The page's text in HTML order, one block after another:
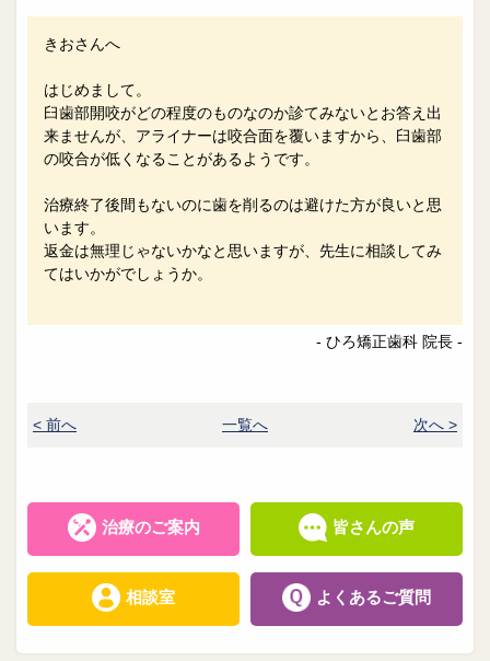
きおさんへ
はじめまして。
臼歯部開咬がどの程度のものなのか診てみないとお答え出
来ませんが、アライナーは咬合面を覆いますから、臼歯部
の咬合が低くなることがあるようです。
治療終了後間もないのに歯を削るのは避けた方が良いと思
います。
返金は無理じゃないかなと思いますが、先生に相談してみ
てはいかがでしょうか。
- ひろ矯正歯科 院長 -
< 前へ 一覧へ 次へ >
治療のご案内 皆さんの声
相談室 よくあるご質問